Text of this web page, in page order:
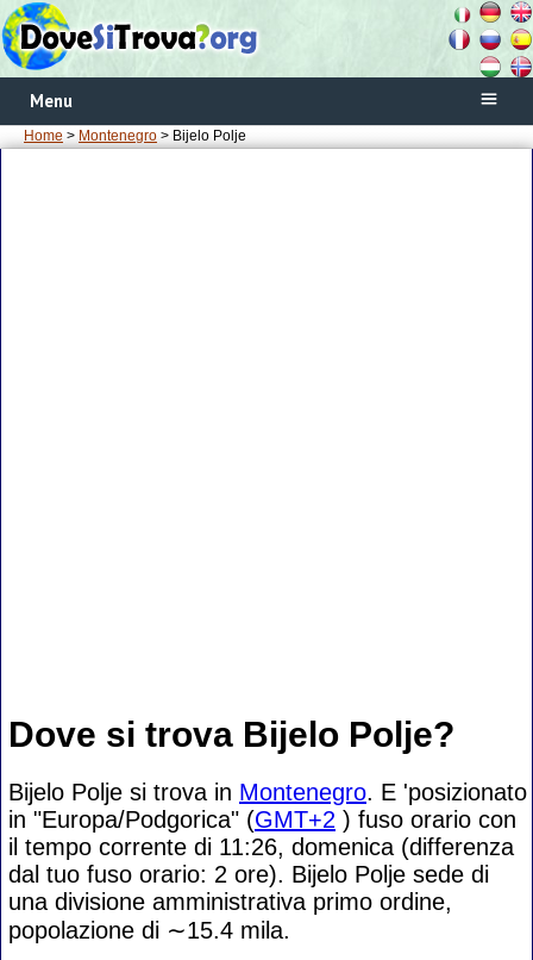
Menu
Home > Montenegro > Bijelo Polje
Dove si trova Bijelo Polje?
Bijelo Polje si trova in Montenegro. E 'posizionato
in "Europa/Podgorica" (GMT+2 ) fuso orario con
il tempo corrente di 11:26, domenica (differenza
dal tuo fuso orario: 2 ore). Bijelo Polje sede di
una divisione amministrativa primo ordine,
popolazione di ∼15.4 mila.